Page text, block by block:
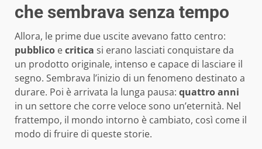
che sembrava senza tempo
Allora, le prime due uscite avevano fatto centro:
pubblico ecritica si erano lasciati conquistare da
un prodotto originale, intenso e capace di lasciare il
segno. Sembrava l’inizio di un fenomeno destinato a
durare. Poi è arrivata la lunga pausa: quattro anni
in un settore che corre veloce sono un’eternità. Nel
frattempo, il mondo intorno è cambiato, così come il
modo di fruire di queste storie.